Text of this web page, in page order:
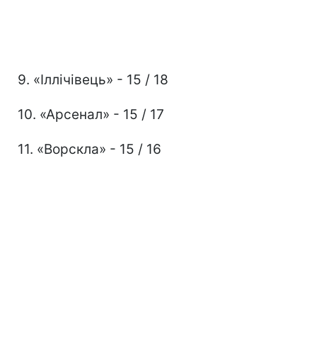
9. «Іллічівець» - 15 / 18
10. «Арсенал» - 15 / 17
11. «Ворскла» - 15 / 16